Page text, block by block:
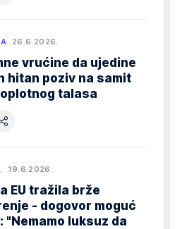
26.6.2026.
vrućine da ujedine
hitan poziv na samit
talasa
19.6.2026.
EU tražila brže
- dogovor moguć
"Nemamo luksuz da